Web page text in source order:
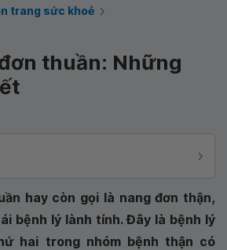
trang sức khoẻ
thuần: Những
hay còn gọi là nang đơn thận,
bệnh lý lành tính. Đây là bệnh lý
hai trong nhóm bệnh thận có